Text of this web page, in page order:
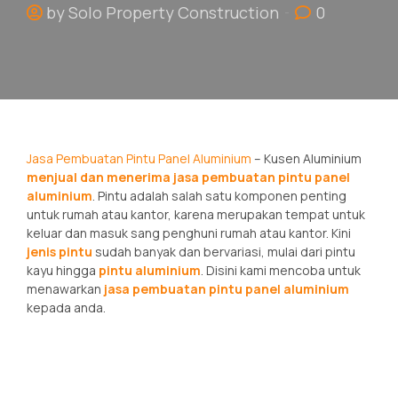
by Solo Property Construction
0
Jasa Pembuatan Pintu Panel Aluminium – Kusen Aluminium
menjual dan menerima jasa pembuatan pintu panel
aluminium . Pintu adalah salah satu komponen penting
untuk rumah atau kantor, karena merupakan tempat untuk
keluar dan masuk sang penghuni rumah atau kantor. Kini
jenis pintu sudah banyak dan bervariasi, mulai dari pintu
kayu hingga pintu aluminium . Disini kami mencoba untuk
menawarkan jasa pembuatan pintu panel aluminium
kepada anda.